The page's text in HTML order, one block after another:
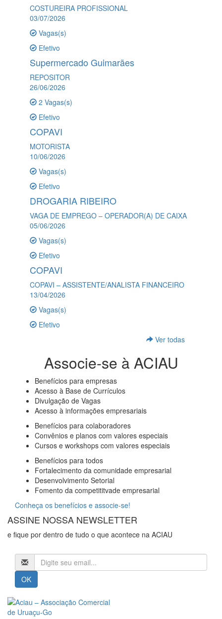
COSTUREIRA PROFISSIONAL
03/07/2026
Vagas(s)
Efetivo
Supermercado Guimarães
REPOSITOR
26/06/2026
2 Vagas(s)
Efetivo
COPAVI
MOTORISTA
10/06/2026
Vagas(s)
Efetivo
DROGARIA RIBEIRO
VAGA DE EMPREGO – OPERADOR(A) DE CAIXA
05/06/2026
Vagas(s)
Efetivo
COPAVI
COPAVI – ASSISTENTE/ANALISTA FINANCEIRO
13/04/2026
Vagas(s)
Efetivo
Ver todas
Associe-se à ACIAU
Benefícios para empresas
Acesso à Base de Currículos
Divulgação de Vagas
Acesso à informações empresariais
Benefícios para colaboradores
Convênios e planos com valores especiais
Cursos e workshops com valores especiais
Benefícios para todos
Fortalecimento da comunidade empresarial
Desenvolvimento Setorial
Fomento da competititvade empresarial
Conheça os benefícios e associe-se!
ASSINE NOSSA NEWSLETTER
e fique por dentro de tudo o que acontece na ACIAU